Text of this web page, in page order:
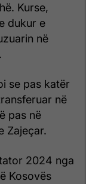
Kurse,
dukur e
në
se pas katër
në
pas në
Zajeçar.
2024 nga
Kosovës